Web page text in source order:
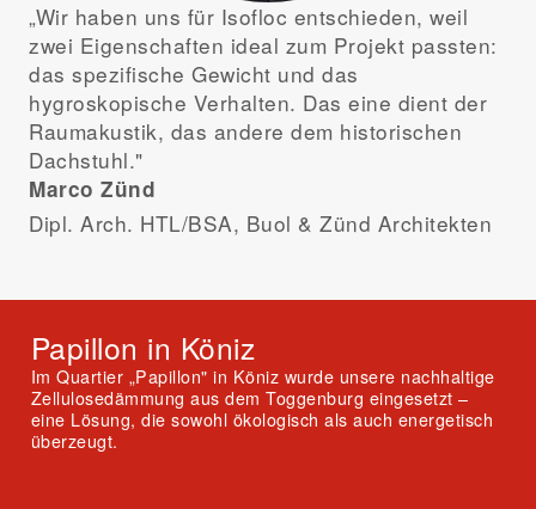
„Wir haben uns für Isofloc entschieden, weil
zwei Eigenschaften ideal zum Projekt passten:
das spezifische Gewicht und das
hygroskopische Verhalten. Das eine dient der
Raumakustik, das andere dem historischen
Dachstuhl."
Marco Zünd
Dipl. Arch. HTL/BSA, Buol & Zünd Architekten
Papillon in Köniz
Im Quartier „Papillon" in Köniz wurde unsere nachhaltige
Zellulosedämmung aus dem Toggenburg eingesetzt –
eine Lösung, die sowohl ökologisch als auch energetisch
überzeugt.